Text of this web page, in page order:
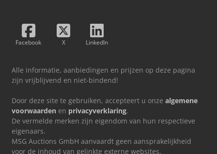
Facebook X LinkedIn
Alle informatie, aanbiedingen en prijzen op deze pagina
zijn vrijblijvend en niet-bindend!
Door deze site te gebruiken, accepteert u onze algemene
voorwaarden en privacyverklaring.
De vermelde merken zijn eigendom van hun respectieve
eigenaars.
MSG Auctions GmbH aanvaardt geen aansprakelijkheid
voor de inhoud van gelinkte externe websites.